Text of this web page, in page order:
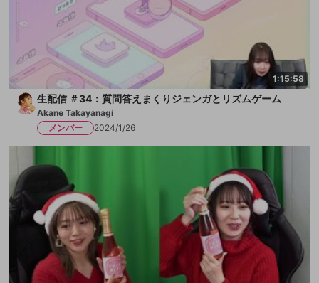
1:15:58
生配信 ＃34：質問答えまくりジェンガとリズムゲーム
Akane Takayanagi
メンバー
2024/1/26